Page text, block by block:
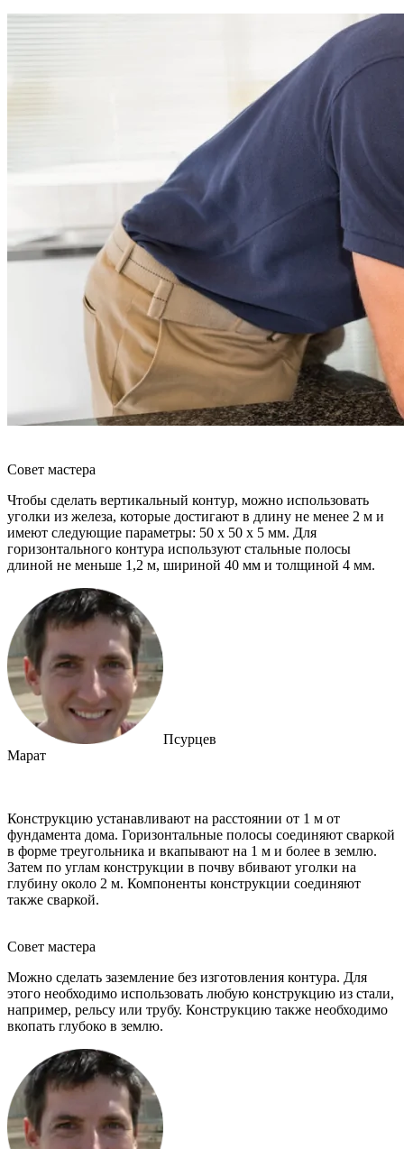
Совет мастера
Чтобы сделать вертикальный контур, можно использовать
уголки из железа, которые достигают в длину не менее 2 м и
имеют следующие параметры: 50 х 50 х 5 мм. Для
горизонтального контура используют стальные полосы
длиной не меньше 1,2 м, шириной 40 мм и толщиной 4 мм.
Псурцев
Марат
Конструкцию устанавливают на расстоянии от 1 м от
фундамента дома. Горизонтальные полосы соединяют сваркой
в форме треугольника и вкапывают на 1 м и более в землю.
Затем по углам конструкции в почву вбивают уголки на
глубину около 2 м. Компоненты конструкции соединяют
также сваркой.
Совет мастера
Можно сделать заземление без изготовления контура. Для
этого необходимо использовать любую конструкцию из стали,
например, рельсу или трубу. Конструкцию также необходимо
вкопать глубоко в землю.